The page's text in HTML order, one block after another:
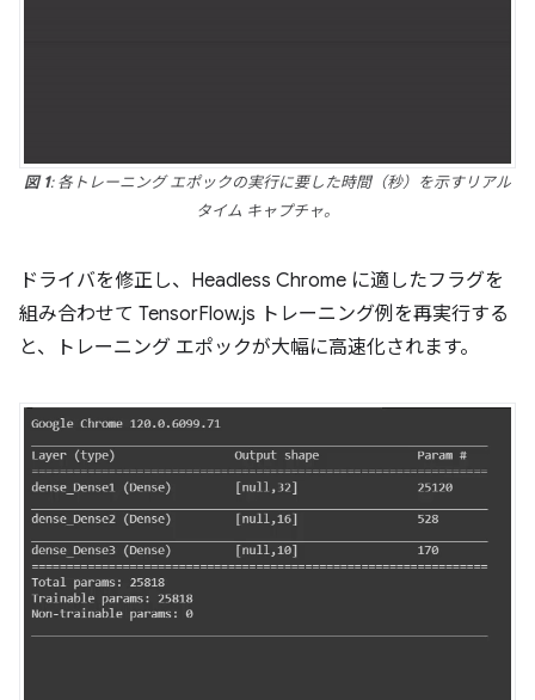
図 1: 各トレーニング エポックの実行に要した時間（秒）を示すリアル
タイム キャプチャ。
ドライバを修正し、Headless Chrome に適したフラグを
組み合わせて TensorFlow.js トレーニング例を再実行する
と、トレーニング エポックが大幅に高速化されます。